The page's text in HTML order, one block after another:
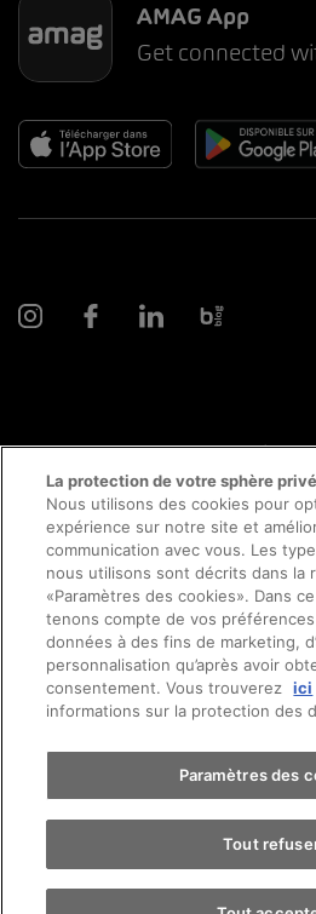
Prendre
Essai sur
Trouver
AMAG App
Get connected
© 2026 AMAG Automobiles
Protection des données
Conseil en ligne mentions
Directive cookies
La protection de votre sphère
Nous utilisons des cookies pour
expérience sur notre site et
communication avec vous. Les
nous utilisons sont décrits dans la
«Paramètres des cookies». Dans
tenons compte de vos
données à des fins de marketing,
personnalisation qu’après avoir
consentement. Vous trouverez ici
informations sur la protection des
Paramètres des
Tout